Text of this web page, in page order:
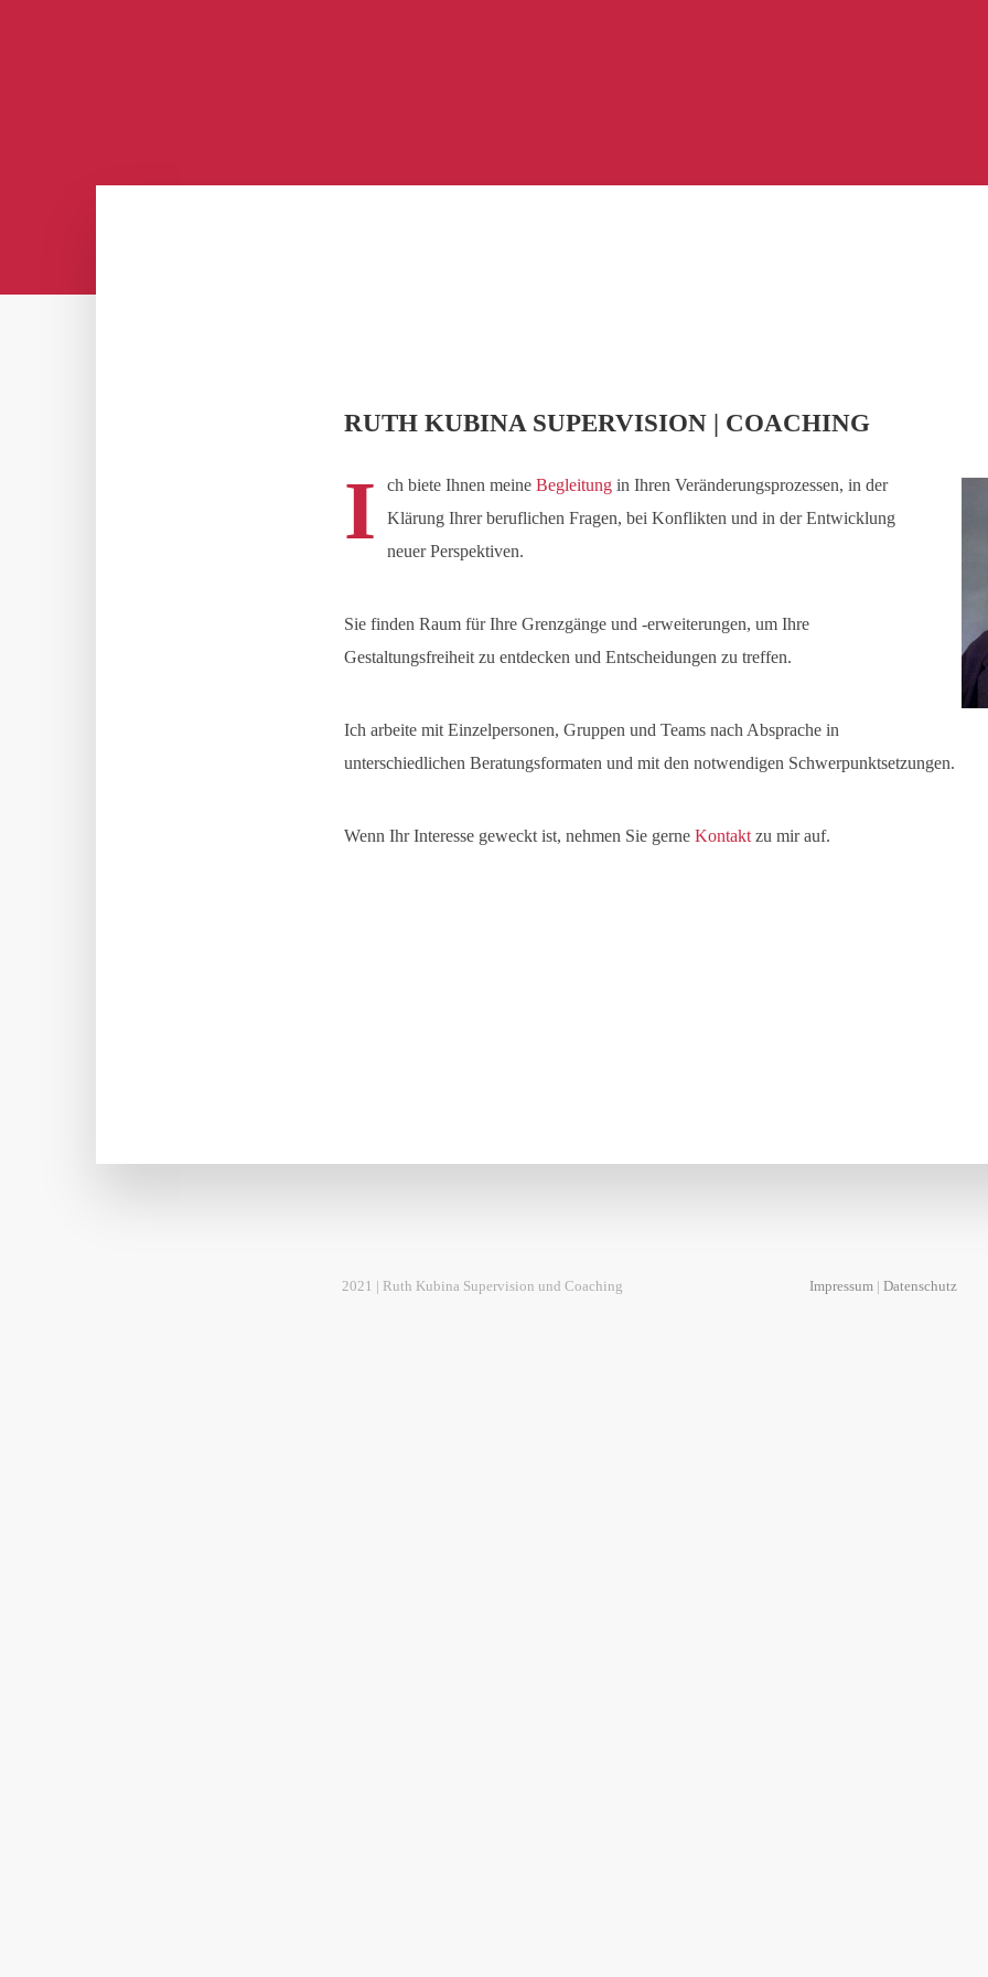
“FREIE ENTSCHEIDUNG
ÄUSSERER GRENZEN. ERWEITERUNG
RUTH KUBINA SUPERVISION | COACHING
I ch biete Ihnen meine Begleitung in Ihren Veränderungsprozessen, in der
Klärung Ihrer beruflichen Fragen, bei Konflikten und in der Entwicklung
neuer Perspektiven.
Sie finden Raum für Ihre Grenzgänge und -erweiterungen, um Ihre
Gestaltungsfreiheit zu entdecken und Entscheidungen zu treffen.
Ich arbeite mit Einzelpersonen, Gruppen und Teams nach Absprache in
unterschiedlichen Beratungsformaten und mit den notwendigen Schwerpunktsetzungen.
Wenn Ihr Interesse geweckt ist, nehmen Sie gerne Kontakt zu mir auf.
2021 | Ruth Kubina Supervision und Coaching Impressum| Datenschutz